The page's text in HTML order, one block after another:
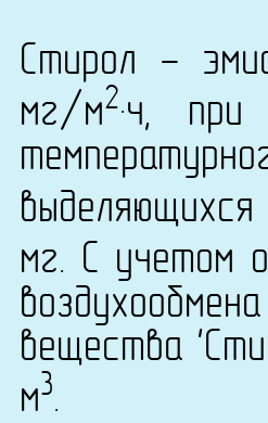
Стирол -
мг/м2·ч,
мг. С учетом
вещества
м3.